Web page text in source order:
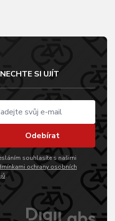
SI UJÍT
Odebírat
souhlasíte s našimi
ochrany osobních
.